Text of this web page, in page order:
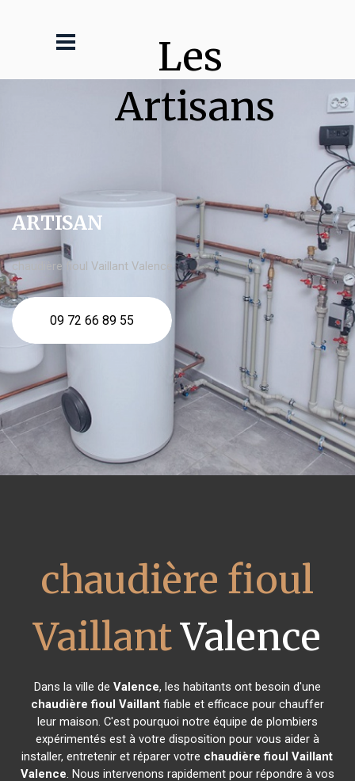
Les
Artisans
ARTISAN
chaudière fioul Vaillant Valence
09 72 66 89 55
chaudière fioul
VaillantValence
Dans la ville de Valence, les habitants ont besoin d'une
chaudière fioul Vaillantfiable et efficace pour chauffer
leur maison. C'est pourquoi notre équipe de plombiers
expérimentés est à votre disposition pour vous aider à
installer, entretenir et réparer votre chaudière fioul Vaillant
Valence. Nous intervenons rapidement pour répondre à vos